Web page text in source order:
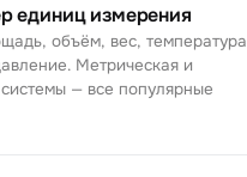
единиц измерения
объём, вес,
Метрическая и
— все популярные